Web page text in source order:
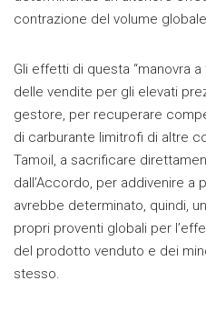
contrazione del volume
Gli effetti di questa “manovra
delle vendite per gli elevati
gestore, per recuperare
di carburante limitrofi di altre
Tamoil, a sacrificare
dall’Accordo, per addivenire a
avrebbe determinato, quindi,
propri proventi globali per
del prodotto venduto e dei
stesso.